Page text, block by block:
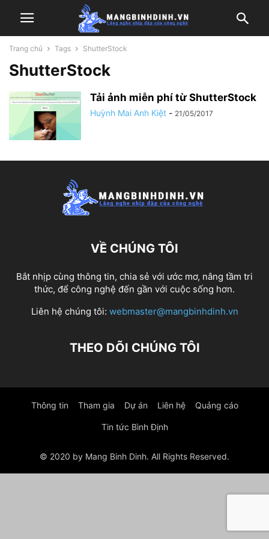
Trang chủ Tags ShutterStock
ShutterStock
Tải ảnh miễn phí từ ShutterStock
Huỳnh Mai Anh Kiệt - 21/05/2017
VỀ CHÚNG TÔI
Bắt nhịp cùng thông tin, chia sẻ với ước mơ, nâng tầm tri
thức, để công nghệ đến gần với cuộc sống hơn.
Liên hệ chúng tôi: webmaster@mangbinhdinh.vn
THEO DÕI CHÚNG TÔI
Thông tin Tham gia Dự án Liên hệ Quảng cáo
Tin tức Bình Định
© 2020 by Mang Binh Dinh. All Rights Reserved.